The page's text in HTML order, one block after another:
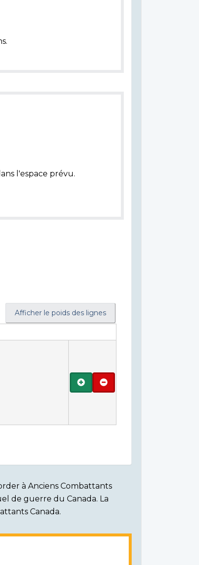
l'espace prévu.
Afficher le poids des lignes
AjouterRetirer
à Anciens Combattants
de guerre du Canada. La
Canada.